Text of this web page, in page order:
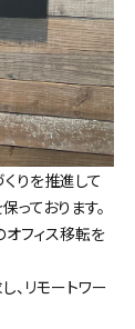
りを推進して
っております。
オフィス移転を
、リモートワー